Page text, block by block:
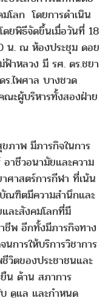
โลก โดยการดำเนิน
ดยพิธีจัดขึ้นเมื่อวันที่ 18
น. ณ ห้องประชุม ดอย
าหลวง มี รศ. ดร.ชยา
.ไพศาล บางชวด
ะผู้บริหารทั้งสองฝ่าย
ภาพ มีภารกิจในการ
าชีวอนามัยและความ
าสตร์การกีฬา ที่เน้น
ณฑิตมีความสำนึกและ
ละสังคมโลกที่มี
ชีพ อีกทั้งมีภารกิจทาง
การให้บริการวิชาการ
วิตของประชาชนและ
น ด้าน สภาการ
ดูแล และกำหนด